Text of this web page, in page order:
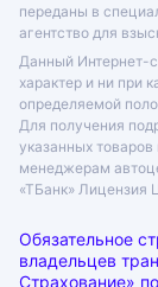
переданы в
агентство для
Данный Интернет-
характер и ни при
определяемой
Для получения
указанных
менеджерам
«ТБанк» Лицензия
Обязательное
владельцев
Страхование»